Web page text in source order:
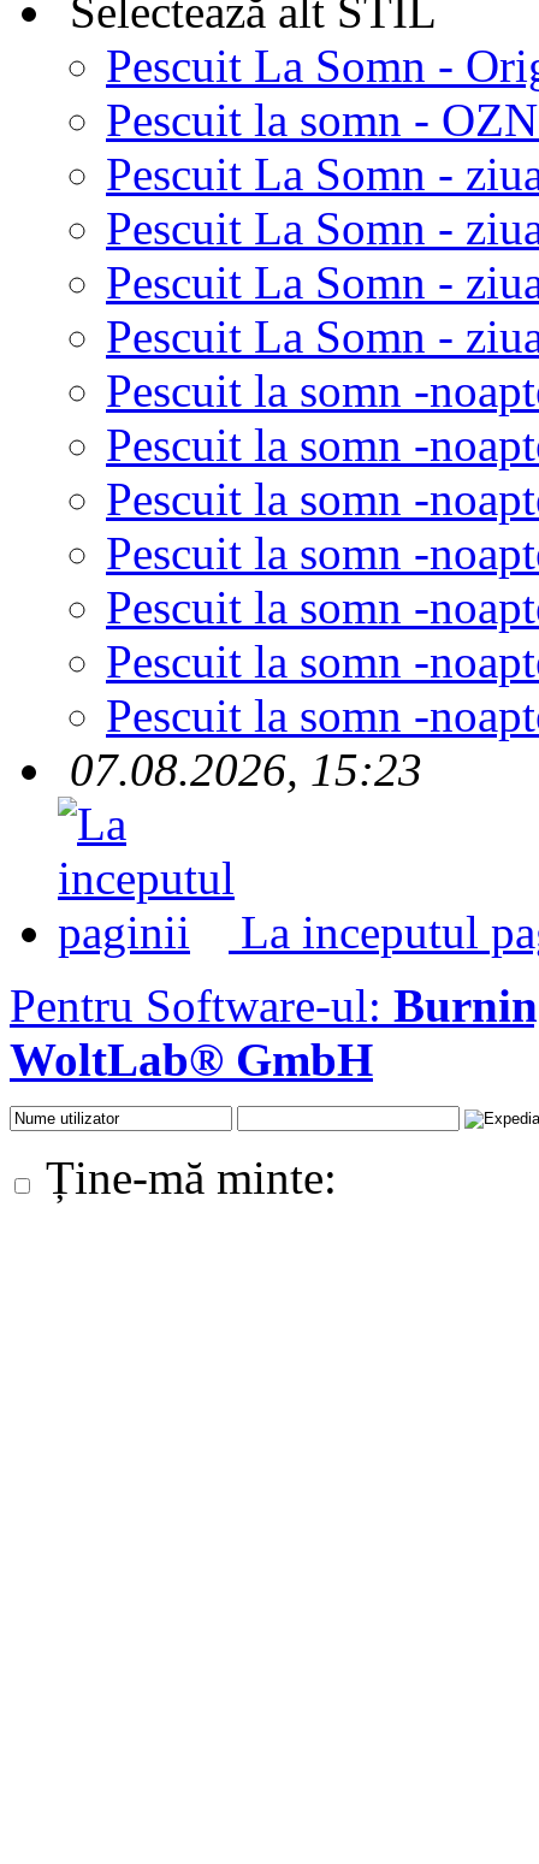
Selectează alt STIL
Pescuit La Somn -
Pescuit la somn -
Pescuit La Somn -
Pescuit La Somn -
Pescuit La Somn -
Pescuit La Somn -
Pescuit la somn -
Pescuit la somn -
Pescuit la somn -
Pescuit la somn -
Pescuit la somn -
Pescuit la somn -
Pescuit la somn -
07.08.2026, 15:23
La inceputul
Pentru Software-ul:
WoltLab® GmbH
Ține-mă minte: